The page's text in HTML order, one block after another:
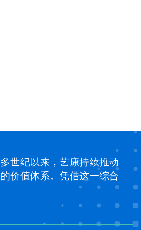
世纪以来，艺康持续推动
价值体系。凭借这一综合